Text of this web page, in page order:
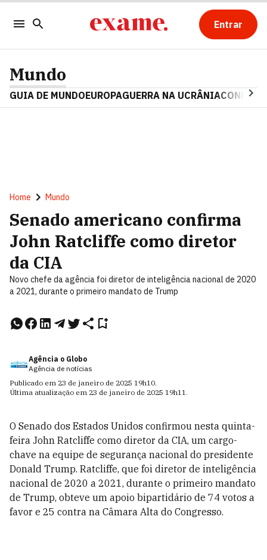
Entrar
Mundo
GUIA DE MUNDOEUROPAGUERRA NA UCRÂNIA
Home Mundo
Senado americano confirma
John Ratcliffe como diretor
da CIA
Novo chefe da agência foi diretor de inteligência nacional de 2020
a 2021, durante o primeiro mandato de Trump
Agência o Globo
Agência de notícias
Publicado em 23 de janeiro de 2025 19h10.
Última atualização em 23 de janeiro de 2025 19h11.
O Senado dos Estados Unidos confirmou nesta quinta-
feira John Ratcliffe como diretor da CIA, um cargo-
chave na equipe de segurança nacional do presidente
Donald Trump. Ratcliffe, que foi diretor de inteligência
nacional de 2020 a 2021, durante o primeiro mandato
de Trump, obteve um apoio bipartidário de 74 votos a
favor e 25 contra na Câmara Alta do Congresso.